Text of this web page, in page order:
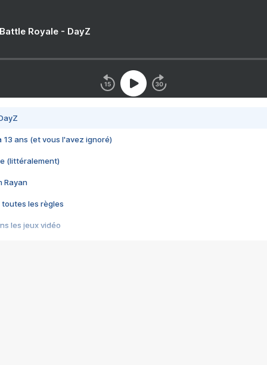
Royale - DayZ
13 ans (et vous l'avez ignoré)
(littéralement)
Rayan
toutes les règles
les jeux vidéo